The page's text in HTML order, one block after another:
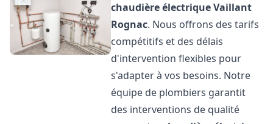
chaudière électrique Vaillant
Rognac. Nous offrons des tarifs
compétitifs et des délais
d'intervention flexibles pour
s'adapter à vos besoins. Notre
équipe de plombiers garantit
des interventions de qualité